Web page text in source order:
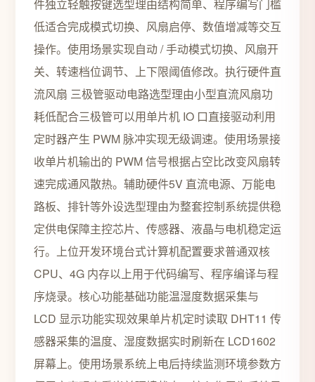
件独立轻触按键选型理由结构简单、程序编写门槛
低适合完成模式切换、风扇启停、数值增减等交互
操作。使用场景实现自动 / 手动模式切换、风扇开
关、转速档位调节、上下限阈值修改。执行硬件直
流风扇 三极管驱动电路选型理由小型直流风扇功
耗低配合三极管可以用单片机 IO 口直接驱动利用
定时器产生 PWM 脉冲实现无级调速。使用场景接
收单片机输出的 PWM 信号根据占空比改变风扇转
速完成通风散热。辅助硬件5V 直流电源、万能电
路板、排针等外设选型理由为整套控制系统提供稳
定供电保障主控芯片、传感器、液晶与电机稳定运
行。上位开发环境台式计算机配置要求普通双核
CPU、4G 内存以上用于代码编写、程序编译与程
序烧录。核心功能基础功能温湿度数据采集与
LCD 显示功能实现效果单片机定时读取 DHT11 传
感器采集的温度、湿度数据实时刷新在 LCD1602
屏幕上。使用场景系统上电后持续监测环境参数方